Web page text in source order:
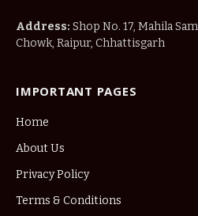
Address: Shop No. 17, Mahila
Chowk, Raipur, Chhattisgarh
IMPORTANT PAGES
Home
About Us
Privacy Policy
Terms & Conditions